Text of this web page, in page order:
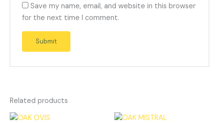
Save my name, email, and website in this browser
for the next time I comment.
Related products